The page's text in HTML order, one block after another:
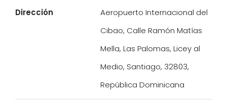
Dirección
Aeropuerto Internacional del
Cibao, Calle Ramón Matías
Mella, Las Palomas, Licey al
Medio, Santiago, 32803,
República Dominicana